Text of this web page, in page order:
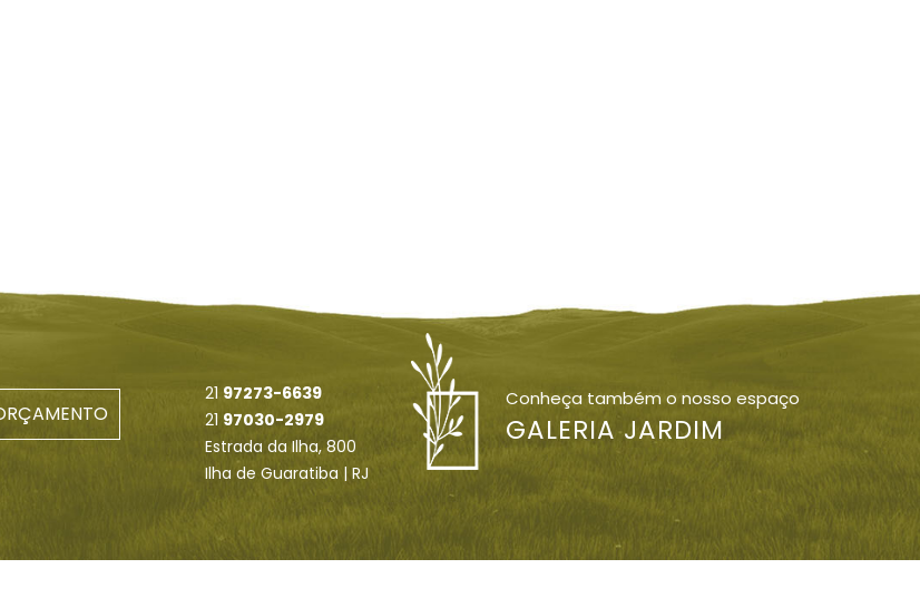
21 97273-6639
21 97030-2979
Estrada da Ilha, 800
Ilha de Guaratiba | RJ
Conheça também o nosso espaço
GALERIA JARDIM